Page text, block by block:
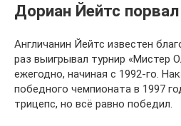
Дориан Йейтс
Англичанин Йейтс известен
раз выигрывал турнир «Мистер
ежегодно, начиная с 1992-го.
победного чемпионата в 1997
трицепс, но всё равно победил.